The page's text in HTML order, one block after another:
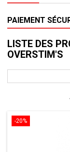
PAIEMENT
LISTE DES
OVERSTIM'S
-20%